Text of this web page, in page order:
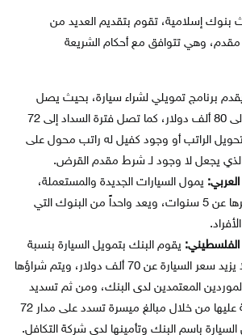
إسلامية، تقوم بتقديم العديد من
وهي تتوافق مع أحكام الشريعة
برنامج تمويلي لشراء سيارة، بحيث يصل
سقف التمويل إلى 80 ألف دولار، كما تصل فترة السداد إلى 72
الراتب أو وجود كفيل له راتب محول على
يجعل لا وجود لـ شرط مقدم القرض.
يمول السيارات الجديدة والمستعملة،
والتي لا يزيد عمرها عن 5 سنوات، ويعد واحداً من البنوك التي
الفلسطيني: يقوم البنك بتمويل السيارة بنسبة
100%، شرط ألا يزيد سعر السيارة عن 70 ألف دولار، ويتم شراؤها
المعتمدين لدى البنك، ومن ثم تسديد
الأقساط المترتبة عليها من خلال مبالغ ميسرة تسدد على مدار 72
باسم البنك وتأمينها لدى شركة التكافل.